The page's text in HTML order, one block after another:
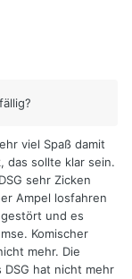
viel Spaß damit
das sollte klar sein.
sehr Zicken
Ampel losfahren
und es
Komischer
mehr. Die
DSG hat nicht mehr